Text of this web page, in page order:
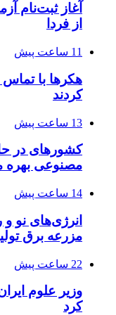
آغاز ثبت‌نام‌
از فردا
11 ساعت پیش
هکرها با
کردند
13 ساعت پیش
کشورهای در
مصنوعی بهره
14 ساعت پیش
انرژی‌های نو
مزرعه‌ برق
22 ساعت پیش
وزیر علوم
کرد